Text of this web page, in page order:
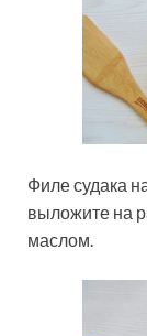
Филе судака
выложите на
маслом.